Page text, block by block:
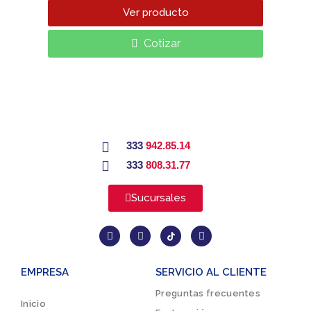
Ver producto
Cotizar
333 942.85.14
333 808.31.77
Sucursales
EMPRESA
Inicio
SERVICIO AL CLIENTE
Preguntas frecuentes